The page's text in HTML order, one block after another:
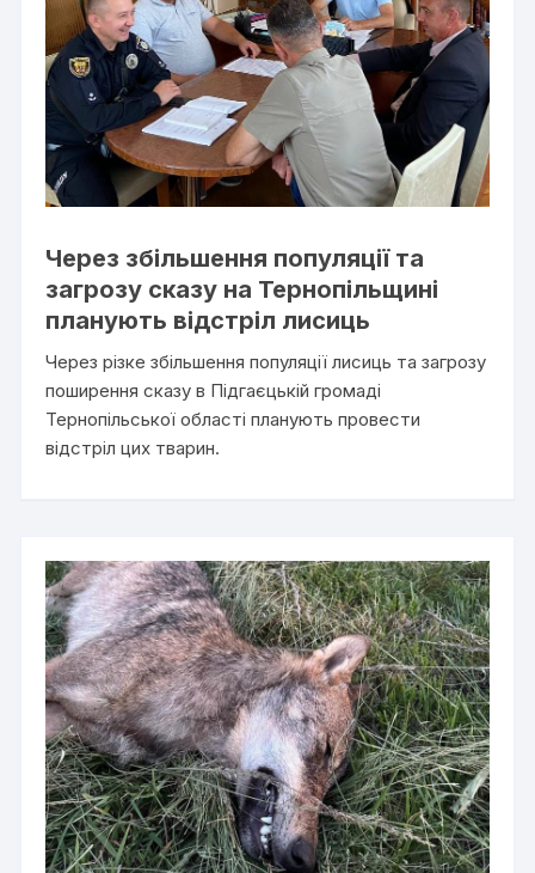
Через збільшення популяції та
загрозу сказу на Тернопільщині
планують відстріл лисиць
Через різке збільшення популяції лисиць та загрозу
поширення сказу в Підгаєцькій громаді
Тернопільської області планують провести
відстріл цих тварин.